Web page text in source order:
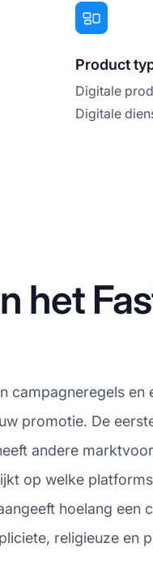
Product
Digitale
Digitale
het
campagneregels
promotie. De
andere
op welke
hoelang
religieuze en